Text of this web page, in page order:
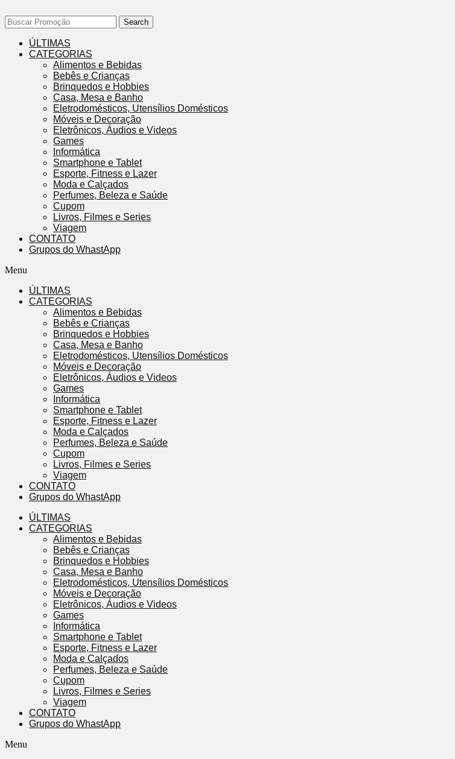
Search
ÚLTIMAS
CATEGORIAS
Alimentos e Bebidas
Bebês e Crianças
Brinquedos e Hobbies
Casa, Mesa e Banho
Eletrodomésticos, Utensílios Domésticos
Móveis e Decoração
Eletrônicos, Áudios e Videos
Games
Informática
Smartphone e Tablet
Esporte, Fitness e Lazer
Moda e Calçados
Perfumes, Beleza e Saúde
Cupom
Livros, Filmes e Series
Viagem
CONTATO
Grupos do WhastApp
Menu
ÚLTIMAS
CATEGORIAS
Alimentos e Bebidas
Bebês e Crianças
Brinquedos e Hobbies
Casa, Mesa e Banho
Eletrodomésticos, Utensílios Domésticos
Móveis e Decoração
Eletrônicos, Áudios e Videos
Games
Informática
Smartphone e Tablet
Esporte, Fitness e Lazer
Moda e Calçados
Perfumes, Beleza e Saúde
Cupom
Livros, Filmes e Series
Viagem
CONTATO
Grupos do WhastApp
ÚLTIMAS
CATEGORIAS
Alimentos e Bebidas
Bebês e Crianças
Brinquedos e Hobbies
Casa, Mesa e Banho
Eletrodomésticos, Utensílios Domésticos
Móveis e Decoração
Eletrônicos, Áudios e Videos
Games
Informática
Smartphone e Tablet
Esporte, Fitness e Lazer
Moda e Calçados
Perfumes, Beleza e Saúde
Cupom
Livros, Filmes e Series
Viagem
CONTATO
Grupos do WhastApp
Menu